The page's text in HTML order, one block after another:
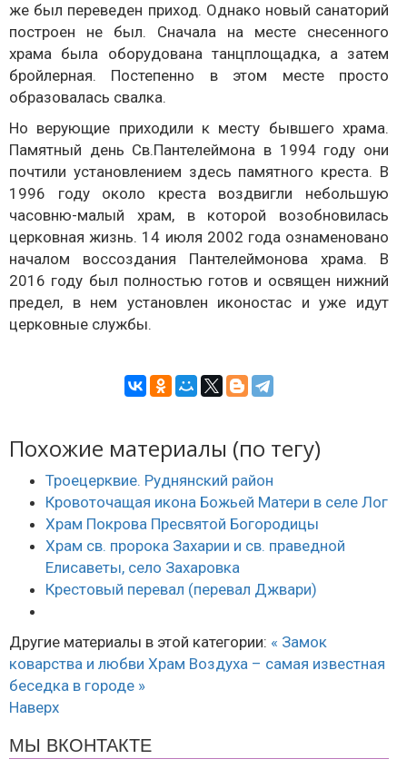
же был переведен приход. Однако новый санаторий
построен не был. Сначала на месте снесенного
храма была оборудована танцплощадка, а затем
бройлерная. Постепенно в этом месте просто
образовалась свалка.
Но верующие приходили к месту бывшего храма.
Памятный день Св.Пантелеймона в 1994 году они
почтили установлением здесь памятного креста. В
1996 году около креста воздвигли небольшую
часовню-малый храм, в которой возобновилась
церковная жизнь. 14 июля 2002 года ознаменовано
началом воссоздания Пантелеймонова храма. В
2016 году был полностью готов и освящен нижний
предел, в нем установлен иконостас и уже идут
церковные службы.
Похожие материалы (по тегу)
Троецерквие. Руднянский район
Кровоточащая икона Божьей Матери в селе Лог
Храм Покрова Пресвятой Богородицы
Храм св. пророка Захарии и св. праведной
Елисаветы, село Захаровка
Крестовый перевал (перевал Джвари)
Другие материалы в этой категории: « Замок
коварства и любви Храм Воздуха – самая известная
беседка в городе »
Наверх
МЫ ВКОНТАКТЕ